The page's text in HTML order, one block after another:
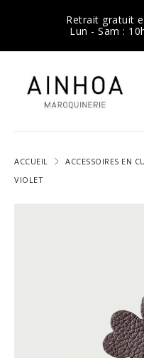
Retrait gratuit
Lun - Sam :
ACCUEIL ACCESSOIRES EN
VIOLET